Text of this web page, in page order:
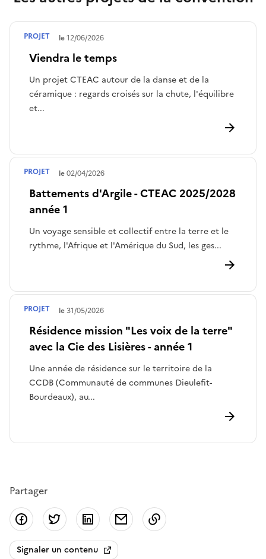
Viendra le temps
Un projet CTEAC autour de la danse et de la
céramique : regards croisés sur la chute, l'équilibre
et...
Terminé le12/06/2026
PROJET
Battements d'Argile - CTEAC 2025/2028
année 1
Un voyage sensible et collectif entre la terre et le
rythme, l'Afrique et l'Amérique du Sud, les ges...
Terminé le02/04/2026
PROJET
Résidence mission "Les voix de la terre"
avec la Cie des Lisières - année 1
Une année de résidence sur le territoire de la
CCDB (Communauté de communes Dieulefit-
Bourdeaux), au...
Terminé le31/05/2026
PROJET
Partager
Partager sur Facebook
Partager sur Twitter
Partager sur LinkedIn
Partager par email
Signaler un contenu